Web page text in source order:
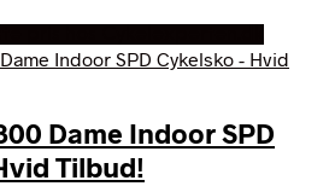
Dame Indoor SPD
Tilbud!